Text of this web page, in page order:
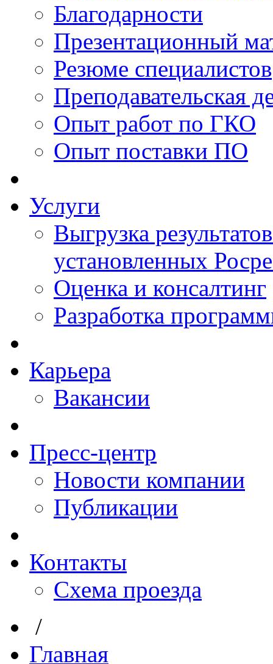
Благодарности
Презентационный
Резюме специалистов
Преподавательская
Опыт работ по ГКО
Опыт поставки ПО
Услуги
Выгрузка
установленных
Оценка и консалтинг
Разработка
Карьера
Вакансии
Пресс-центр
Новости компании
Публикации
Контакты
Схема проезда
/
Главная